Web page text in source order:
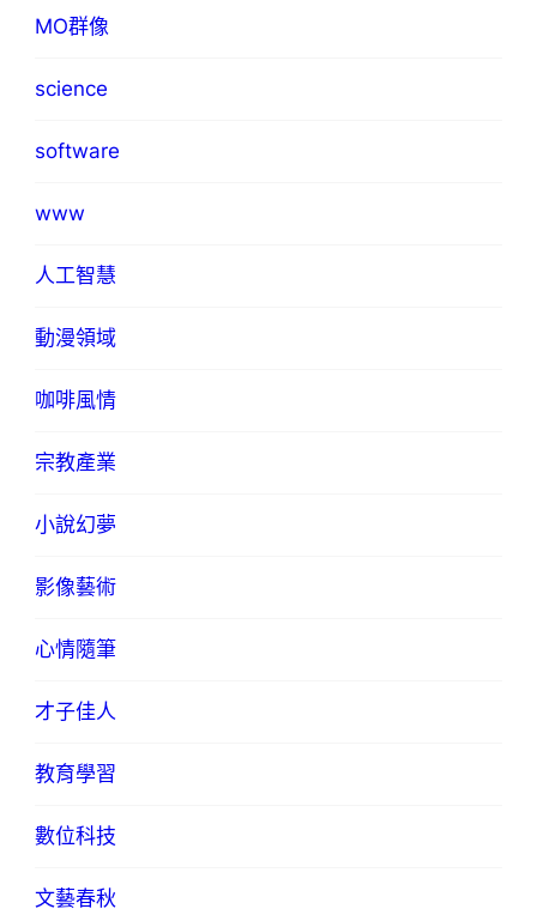
MO群像
science
software
www
人工智慧
動漫領域
咖啡風情
宗教產業
小說幻夢
影像藝術
心情隨筆
才子佳人
教育學習
數位科技
文藝春秋